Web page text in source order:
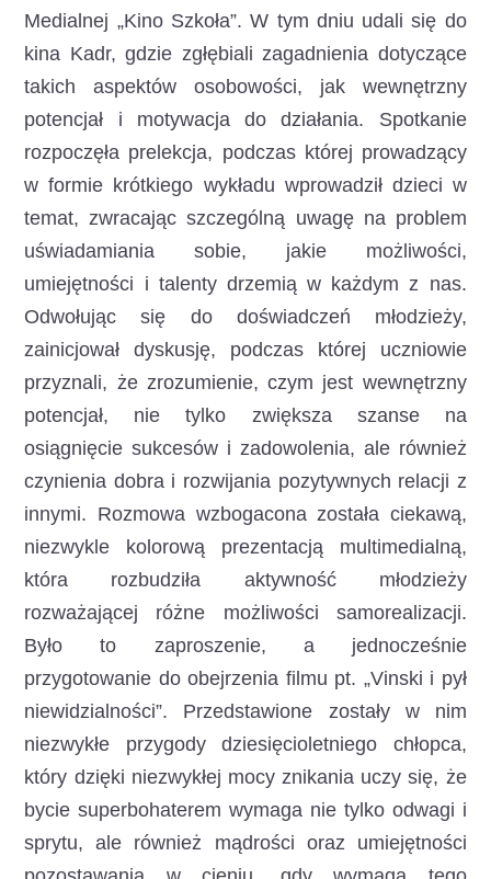
Medialnej „Kino Szkoła”. W tym dniu udali się do
kina Kadr, gdzie zgłębiali zagadnienia dotyczące
takich aspektów osobowości, jak wewnętrzny
potencjał i motywacja do działania. Spotkanie
rozpoczęła prelekcja, podczas której prowadzący
w formie krótkiego wykładu wprowadził dzieci w
temat, zwracając szczególną uwagę na problem
uświadamiania sobie, jakie możliwości,
umiejętności i talenty drzemią w każdym z nas.
Odwołując się do doświadczeń młodzieży,
zainicjował dyskusję, podczas której uczniowie
przyznali, że zrozumienie, czym jest wewnętrzny
potencjał, nie tylko zwiększa szanse na
osiągnięcie sukcesów i zadowolenia, ale również
czynienia dobra i rozwijania pozytywnych relacji z
innymi. Rozmowa wzbogacona została ciekawą,
niezwykle kolorową prezentacją multimedialną,
która rozbudziła aktywność młodzieży
rozważającej różne możliwości samorealizacji.
Było to zaproszenie, a jednocześnie
przygotowanie do obejrzenia filmu pt. „Vinski i pył
niewidzialności”. Przedstawione zostały w nim
niezwykłe przygody dziesięcioletniego chłopca,
który dzięki niezwykłej mocy znikania uczy się, że
bycie superbohaterem wymaga nie tylko odwagi i
sprytu, ale również mądrości oraz umiejętności